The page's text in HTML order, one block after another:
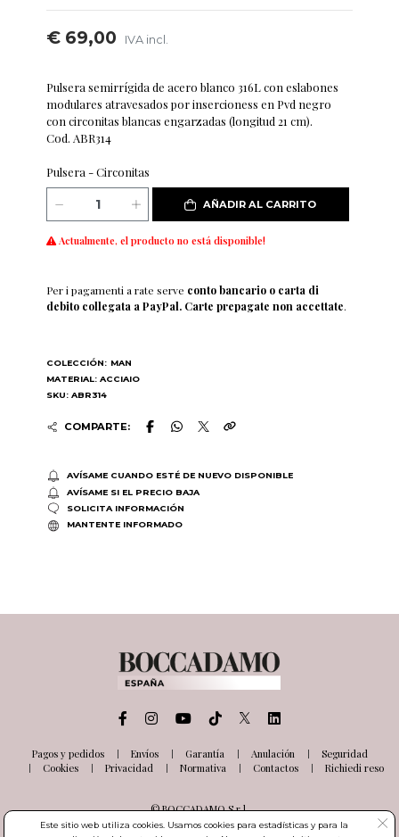
€ 69,00 IVA incl.
Pulsera semirrígida de acero blanco 316L con eslabones
modulares atravesados por insercioness en Pvd negro
con circonitas blancas engarzadas (longitud 21 cm).
Cod. ABR314
Pulsera - Circonitas
AÑADIR AL CARRITO
Actualmente, el producto no está disponible!
Per i pagamenti a rate serve conto bancario o carta di
debito collegata a PayPal. Carte prepagate non accettate.
COLECCIÓN: MAN
MATERIAL: ACCIAIO
SKU: ABR314
COMPARTE:
AVÍSAME CUANDO ESTÉ DE NUEVO DISPONIBLE
AVÍSAME SI EL PRECIO BAJA
SOLICITA INFORMACIÓN
MANTENTE INFORMADO
Pagos y pedidos Envíos Garantía Anulación
Seguridad
Cookies
Privacidad Normativa Contactos Richiedi reso
© BOCCADAMO S.r.l.
Via delle Industrie, 26
Este sitio web utiliza cookies. Usamos cookies para estadísticas y para la